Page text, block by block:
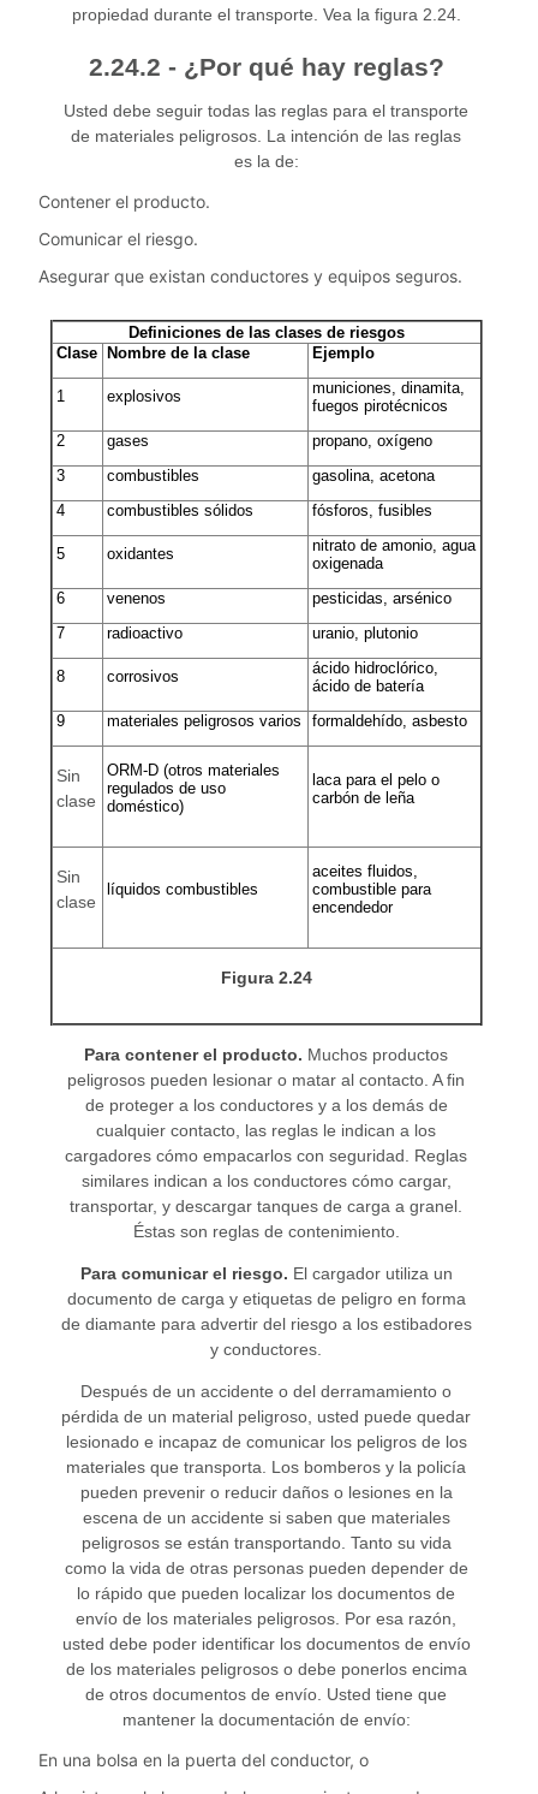
propiedad durante el transporte. Vea la figura 2.24.
2.24.2 - ¿Por qué hay reglas?
Usted debe seguir todas las reglas para el transporte
de materiales peligrosos. La intención de las reglas
es la de:
Contener el producto.
Comunicar el riesgo.
Asegurar que existan conductores y equipos seguros.
Definiciones de las clases de riesgos
Clase
Nombre de la clase Ejemplo
1 explosivos
municiones, dinamita,
fuegos pirotécnicos
2
gases
propano, oxígeno
3
combustibles
gasolina, acetona
4
combustibles sólidos fósforos, fusibles
5 oxidantes
nitrato de amonio, agua
oxigenada
6
venenos
pesticidas, arsénico
7
radioactivo uranio, plutonio
8 corrosivos
ácido hidroclórico,
ácido de batería
9
materiales peligrosos varios formaldehído, asbesto
Sin
clase
ORM-D (otros materiales
regulados de uso
doméstico)
laca para el pelo o
carbón de leña
Sin
clase
líquidos combustibles
aceites fluidos,
combustible para
encendedor
Figura 2.24
Para contener el producto. Muchos productos
peligrosos pueden lesionar o matar al contacto. A fin
de proteger a los conductores y a los demás de
cualquier contacto, las reglas le indican a los
cargadores cómo empacarlos con seguridad. Reglas
similares indican a los conductores cómo cargar,
transportar, y descargar tanques de carga a granel.
Éstas son reglas de contenimiento.
Para comunicar el riesgo. El cargador utiliza un
documento de carga y etiquetas de peligro en forma
de diamante para advertir del riesgo a los estibadores
y conductores.
Después de un accidente o del derramamiento o
pérdida de un material peligroso, usted puede quedar
lesionado e incapaz de comunicar los peligros de los
materiales que transporta. Los bomberos y la policía
pueden prevenir o reducir daños o lesiones en la
escena de un accidente si saben que materiales
peligrosos se están transportando. Tanto su vida
como la vida de otras personas pueden depender de
lo rápido que pueden localizar los documentos de
envío de los materiales peligrosos. Por esa razón,
usted debe poder identificar los documentos de envío
de los materiales peligrosos o debe ponerlos encima
de otros documentos de envío. Usted tiene que
mantener la documentación de envío:
En una bolsa en la puerta del conductor, o